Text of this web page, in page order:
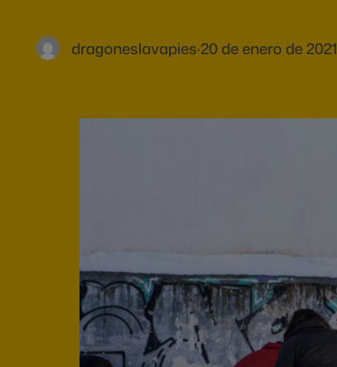
dragoneslavapies·20 de enero de 2021